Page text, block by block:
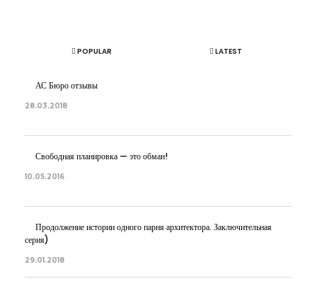
POPULAR LATEST
АС Бюро отзывы
28.03.2018
Свободная планировка — это обман!
10.05.2016
Продолжение истории одного парня архитектора. Заключительная
серия)
29.01.2018